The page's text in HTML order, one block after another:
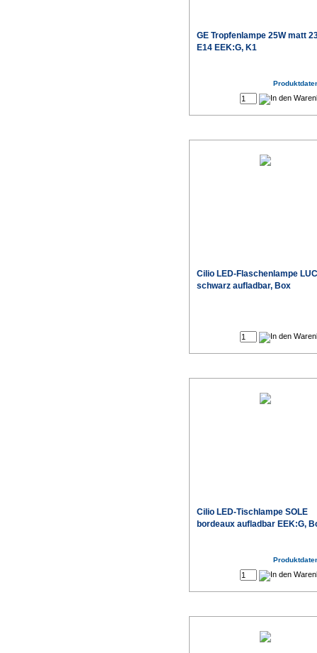
GE Tropfenlampe 25W matt
E14 EEK:G, K1
Cilio LED-Flaschenlampe
schwarz aufladbar, Box
Cilio LED-Tischlampe SOLE
bordeaux aufladbar EEK:G,